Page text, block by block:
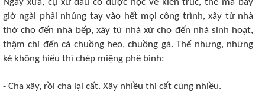
Ngày xưa, cụ xứ đâu có được học về kiến trúc, thế mà bây
giờ ngài phải nhúng tay vào hết mọi công trình, xây từ nhà
thờ cho đến nhà bếp, xây từ nhà xứ cho đến nhà sinh hoạt,
thậm chí đến cả chuồng heo, chuồng gà. Thế nhưng, những
kẻ không hiểu thì chép miệng phê bình:
- Cha xây, rồi cha lại cất. Xây nhiều thì cất cũng nhiều.